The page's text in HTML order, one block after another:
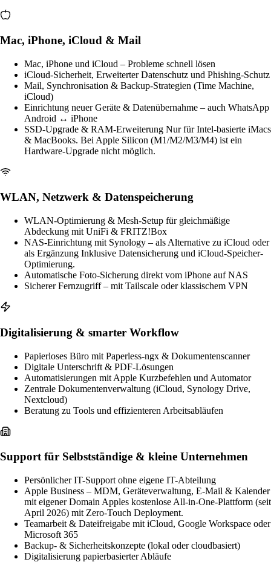
Mac, iPhone, iCloud & Mail
Mac, iPhone und iCloud – Probleme schnell lösen
iCloud-Sicherheit, Erweiterter Datenschutz und Phishing-Schutz
Mail, Synchronisation & Backup-Strategien (Time Machine,
iCloud)
Einrichtung neuer Geräte & Datenübernahme – auch WhatsApp
Android ↔ iPhone
SSD-Upgrade & RAM-Erweiterung Nur für Intel-basierte iMacs
& MacBooks. Bei Apple Silicon (M1/M2/M3/M4) ist ein
Hardware-Upgrade nicht möglich.
WLAN, Netzwerk & Datenspeicherung
WLAN-Optimierung & Mesh-Setup für gleichmäßige
Abdeckung mit UniFi & FRITZ!Box
NAS-Einrichtung mit Synology – als Alternative zu iCloud oder
als Ergänzung Inklusive Datensicherung und iCloud-Speicher-
Optimierung.
Automatische Foto-Sicherung direkt vom iPhone auf NAS
Sicherer Fernzugriff – mit Tailscale oder klassischem VPN
Digitalisierung & smarter Workflow
Papierloses Büro mit Paperless-ngx & Dokumentenscanner
Digitale Unterschrift & PDF-Lösungen
Automatisierungen mit Apple Kurzbefehlen und Automator
Zentrale Dokumentenverwaltung (iCloud, Synology Drive,
Nextcloud)
Beratung zu Tools und effizienteren Arbeitsabläufen
Support für Selbstständige & kleine Unternehmen
Persönlicher IT-Support ohne eigene IT-Abteilung
Apple Business – MDM, Geräteverwaltung, E-Mail & Kalender
mit eigener Domain Apples kostenlose All-in-One-Plattform (seit
April 2026) mit Zero-Touch Deployment.
Teamarbeit & Dateifreigabe mit iCloud, Google Workspace oder
Microsoft 365
Backup- & Sicherheitskonzepte (lokal oder cloudbasiert)
Digitalisierung papierbasierter Abläufe